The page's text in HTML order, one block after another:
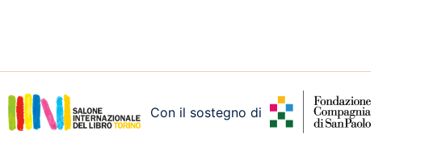
Con il sostegno di